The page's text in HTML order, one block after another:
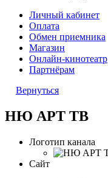
Личный кабинет
Оплата
Обмен приемника
Магазин
Онлайн-кинотеатр
Партнёрам
Вернуться
НЮ АРТ ТВ
Логотип канала
Сайт